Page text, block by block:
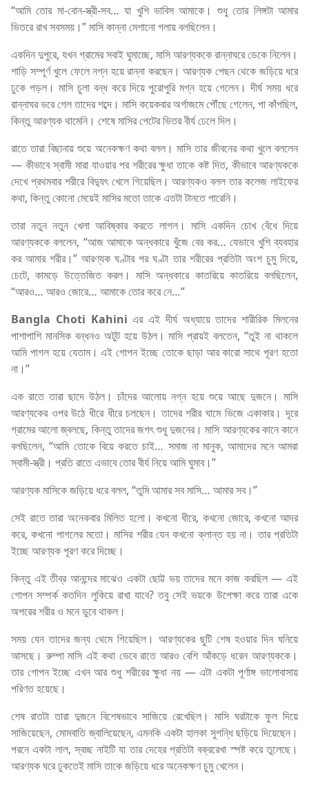
“আমি তোর মা-বোন-স্ত্রী-সব… যা খুশি ভাবিস আমাকে। শুধু তোর লিঙ্গটা আমার
ভিতরে রাখ সবসময়।” মাসি কান্না মেশানো গলায় বলছিলেন।
একদিন দুপুরে, যখন গ্রামের সবাই ঘুমাচ্ছে, মাসি আরণ্যককে রান্নাঘরে ডেকে নিলেন।
শাড়ি সম্পূর্ণ খুলে ফেলে নগ্ন হয়ে রান্না করছেন। আরণ্যক পেছন থেকে জড়িয়ে ধরে
ঢুকে পড়ল। মাসি চুলা বন্ধ করে দিয়ে পুরোপুরি মগ্ন হয়ে গেলেন। দীর্ঘ সময় ধরে
রান্নাঘর ভরে গেল তাদের শব্দে। মাসি কয়েকবার অর্গাজমে পৌঁছে গেলেন, পা কাঁপছিল,
কিন্তু আরণ্যক থামেনি। শেষে মাসির পেটের ভিতর বীর্য ঢেলে দিল।
রাতে তারা বিছানায় শুয়ে অনেকক্ষণ কথা বলল। মাসি তার জীবনের কথা খুলে বললেন
— কীভাবে স্বামী মারা যাওয়ার পর শরীরের ক্ষুধা তাকে কষ্ট দিত, কীভাবে আরণ্যককে
দেখে প্রথমবার শরীরে বিদ্যুৎ খেলে গিয়েছিল। আরণ্যকও বলল তার কলেজ লাইফের
কথা, কিন্তু কোনো মেয়েই মাসির মতো তাকে এতটা টানতে পারেনি।
তারা নতুন নতুন খেলা আবিষ্কার করতে লাগল। মাসি একদিন চোখ বেঁধে দিয়ে
আরণ্যককে বললেন, “আজ আমাকে অন্ধকারে খুঁজে বের কর… যেভাবে খুশি ব্যবহার
কর আমার শরীর।” আরণ্যক ঘণ্টার পর ঘণ্টা তার শরীরের প্রতিটা অংশ চুমু দিয়ে,
চেটে, কামড়ে উত্তেজিত করল। মাসি অন্ধকারে কাতরিয়ে কাতরিয়ে বলছিলেন,
“আরও… আরও জোরে… আমাকে তোর করে নে…”
Bangla Choti Kahini এর এই দীর্ঘ অধ্যায়ে তাদের শারীরিক মিলনের
পাশাপাশি মানসিক বন্ধনও অটুট হয়ে উঠল। মাসি প্রায়ই বলতেন, “তুই না থাকলে
আমি পাগল হয়ে যেতাম। এই গোপন ইচ্ছে তোকে ছাড়া আর কারো সাথে পূরণ হতো
না।”
এক রাতে তারা ছাদে উঠল। চাঁদের আলোয় নগ্ন হয়ে শুয়ে আছে দুজনে। মাসি
আরণ্যকের ওপর উঠে ধীরে ধীরে চলছেন। তাদের শরীর ঘামে ভিজে একাকার। দূরে
গ্রামের আলো জ্বলছে, কিন্তু তাদের জগৎ শুধু দুজনের। মাসি আরণ্যকের কানে কানে
বলছিলেন, “আমি তোকে বিয়ে করতে চাই… সমাজ না মানুক, আমাদের মনে আমরা
স্বামী-স্ত্রী। প্রতি রাতে এভাবে তোর বীর্য নিয়ে আমি ঘুমাব।”
আরণ্যক মাসিকে জড়িয়ে ধরে বলল, “তুমি আমার সব মাসি… আমার সব।”
সেই রাতে তারা অনেকবার মিলিত হলো। কখনো ধীরে, কখনো জোরে, কখনো আদর
করে, কখনো পাগলের মতো। মাসির শরীর যেন কখনো ক্লান্ত হয় না। তার প্রতিটা
ইচ্ছে আরণ্যক পূরণ করে দিচ্ছে।
কিন্তু এই তীব্র আনন্দের মাঝেও একটা ছোট্ট ভয় তাদের মনে কাজ করছিল — এই
গোপন সম্পর্ক কতদিন লুকিয়ে রাখা যাবে? তবু সেই ভয়কে উপেক্ষা করে তারা একে
অপরের শরীর ও মনে ডুবে থাকল।
সময় যেন তাদের জন্য থেমে গিয়েছিল। আরণ্যকের ছুটি শেষ হওয়ার দিন ঘনিয়ে
আসছে। রুম্পা মাসি এই কথা ভেবে রাতে আরও বেশি আঁকড়ে ধরেন আরণ্যককে।
তার গোপন ইচ্ছে এখন আর শুধু শরীরের ক্ষুধা নয় — এটা একটা পূর্ণাঙ্গ ভালোবাসায়
পরিণত হয়েছে।
শেষ রাতটা তারা দুজনে বিশেষভাবে সাজিয়ে রেখেছিল। মাসি ঘরটাকে ফুল দিয়ে
সাজিয়েছেন, মোমবাতি জ্বালিয়েছেন, এমনকি একটা হালকা সুগন্ধি ছড়িয়ে দিয়েছেন।
পরনে একটা লাল, স্বচ্ছ নাইটি যা তার দেহের প্রতিটা বক্ররেখা স্পষ্ট করে তুলেছে।
আরণ্যক ঘরে ঢুকতেই মাসি তাকে জড়িয়ে ধরে অনেকক্ষণ চুমু খেলেন।